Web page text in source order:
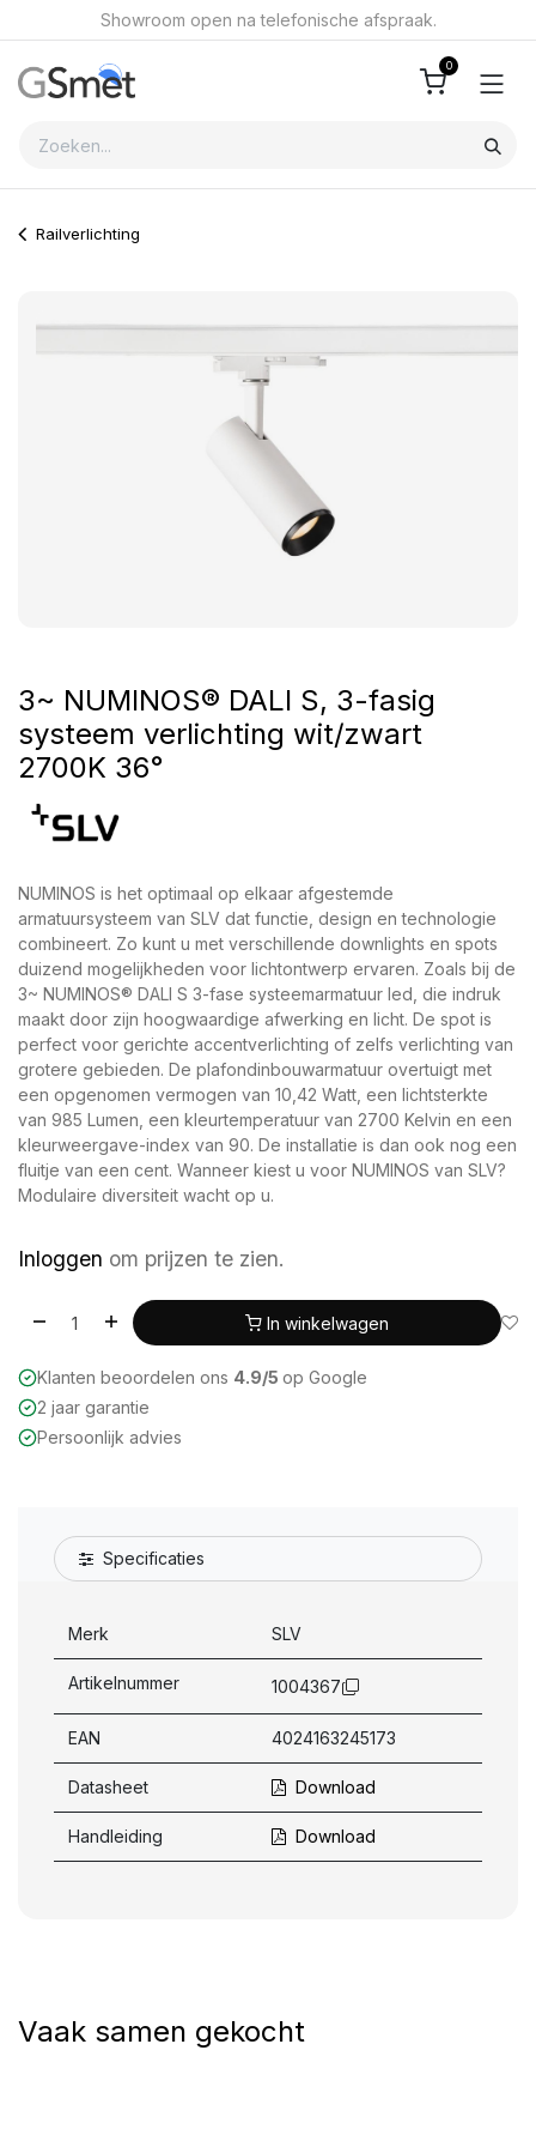
Overslaan naar inhoudShowroom open na telefonische afspraak.
0
Railverlichting
3~ NUMINOS® DALI S, 3-fasig
systeem verlichting wit/zwart
2700K 36°
NUMINOS is het optimaal op elkaar afgestemde
armatuursysteem van SLV dat functie, design en technologie
combineert. Zo kunt u met verschillende downlights en spots
duizend mogelijkheden voor lichtontwerp ervaren. Zoals bij de
3~ NUMINOS® DALI S 3-fase systeemarmatuur led, die indruk
maakt door zijn hoogwaardige afwerking en licht. De spot is
perfect voor gerichte accentverlichting of zelfs verlichting van
grotere gebieden. De plafondinbouwarmatuur overtuigt met
een opgenomen vermogen van 10,42 Watt, een lichtsterkte
van 985 Lumen, een kleurtemperatuur van 2700 Kelvin en een
kleurweergave-index van 90. De installatie is dan ook nog een
fluitje van een cent. Wanneer kiest u voor NUMINOS van SLV?
Modulaire diversiteit wacht op u.
Inloggen om prijzen te zien.
In winkelwagen
Klanten beoordelen ons 4.9/5 op Google
2 jaar garantie
Persoonlijk advies
Specificaties
Merk SLV
Artikelnummer 1004367
EAN 4024163245173
Datasheet Download
Handleiding Download
Vaak samen gekocht